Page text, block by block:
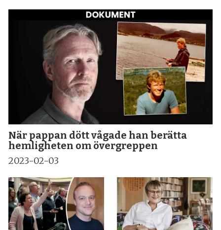
När pappan dött vågade han berätta
hemligheten om övergreppen
2023-02-03